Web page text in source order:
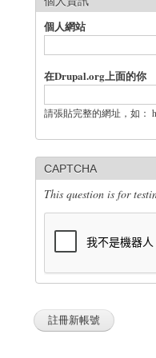
個人網站
在Drupal.org上面的你
CAPTCHA
This question is for